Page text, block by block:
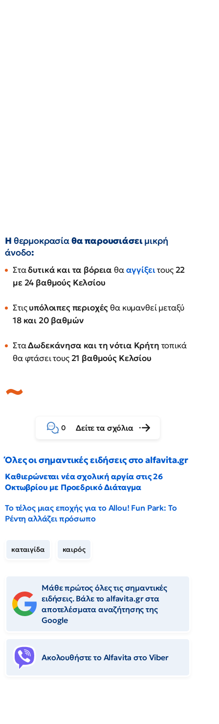
Η θερμοκρασίαθα παρουσιάσειμικρή
άνοδο:
Σταδυτικά και τα βόρεια θααγγίξειτους 22
με 24 βαθμούς Κελσίου
Στιςυπόλοιπες περιοχέςθα κυμανθεί μεταξύ
18 και 20 βαθμών
ΣταΔωδεκάνησα και τη νότια Κρήτη τοπικά
θα φτάσει τους 21 βαθμούς Κελσίου
0 Δείτε τα σχόλια
Όλες οι σημαντικές ειδήσεις στο alfavita.gr
Καθιερώνεται νέα σχολική αργία στις 26
Οκτωβρίου με Προεδρικό Διάταγμα
Το τέλος μιας εποχής για το Allou! Fun Park: Το
Ρέντη αλλάζει πρόσωπο
καταιγίδα καιρός
Μάθε πρώτος όλες τις σημαντικές
ειδήσεις. Βάλε το alfavita.gr στα
αποτελέσματα αναζήτησης της
Google
Ακολουθήστε το Αlfavita στο Viber